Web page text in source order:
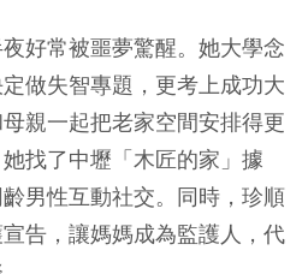
好常被噩夢驚醒。她大學念
做失智專題，更考上成功大
親一起把老家空間安排得更
找了中壢「木匠的家」據
男性互動社交。同時，珍順
告，讓媽媽成為監護人，代